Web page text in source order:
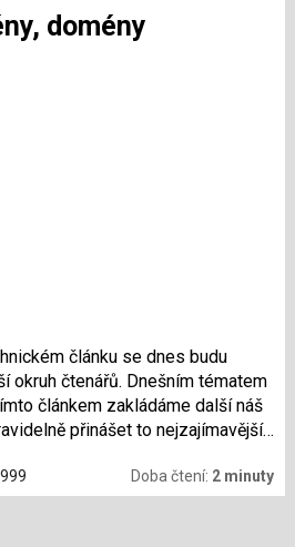
domény
článku se dnes budu
okruh čtenářů. Dnešním tématem
článkem zakládáme další náš
přinášet to nejzajímavější
Doba čtení: 2 minuty